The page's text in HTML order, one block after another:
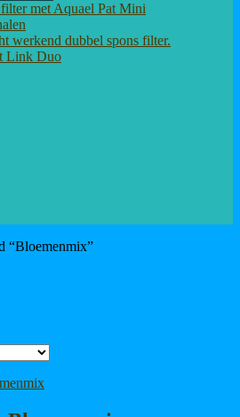
met Aquael Pat Mini
werkend dubbel spons filter.
Link Duo
“Bloemenmix”